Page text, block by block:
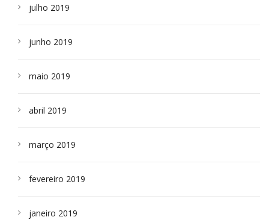
julho 2019
junho 2019
maio 2019
abril 2019
março 2019
fevereiro 2019
janeiro 2019